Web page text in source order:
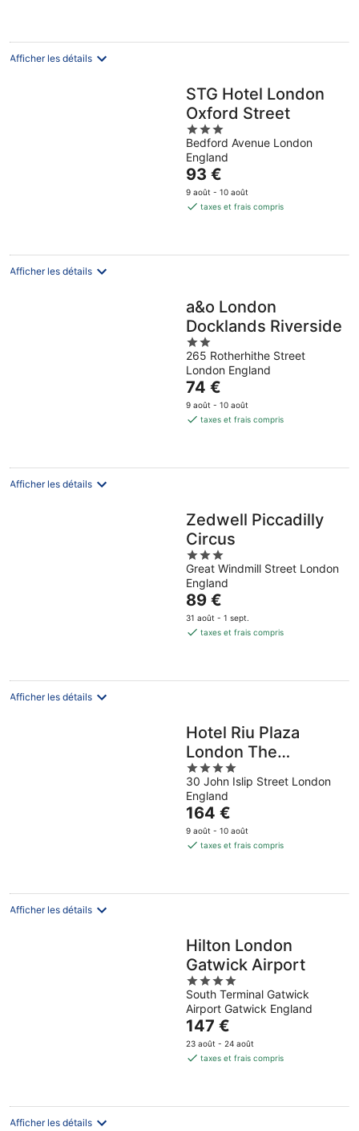
par
Afficher les détails
STG Hotel London
Oxford Street
3
out
of
5
Bedford Avenue London
England
Le
prix
est
par
93 €
9 août - 10 août
taxes et frais compris
Afficher les détails
a&o London
Docklands Riverside
2
out
of
5
265 Rotherhithe Street
London England
Le
prix
est
par
74 €
9 août - 10 août
taxes et frais compris
Afficher les détails
Zedwell Piccadilly
Circus
3
out
of
5
Great Windmill Street London
England
Le
prix
est
par
89 €
31 août - 1 sept.
taxes et frais compris
Afficher les détails
Hotel Riu Plaza
London The
Westminster
4
out
of
5
30 John Islip Street London
England
Le
prix
est
par
164 €
9 août - 10 août
taxes et frais compris
Afficher les détails
Hilton London
Gatwick Airport
4
out
of
5
South Terminal Gatwick
Airport Gatwick England
Le
prix
est
par
147 €
23 août - 24 août
taxes et frais compris
Afficher les détails